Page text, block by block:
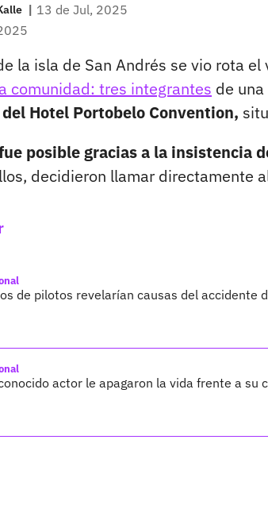
| 13 de Jul, 2025
la isla de San Andrés se vio rota
comunidad: tres integrantes de
Hotel Portobelo Convention,
posible gracias a la insistencia
decidieron llamar directamente
de pilotos revelarían causas del accidente
actor le apagaron la vida frente a su